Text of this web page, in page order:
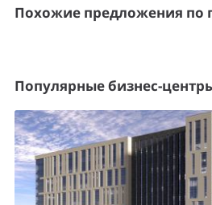
Похожие предложения
Популярные бизнес-